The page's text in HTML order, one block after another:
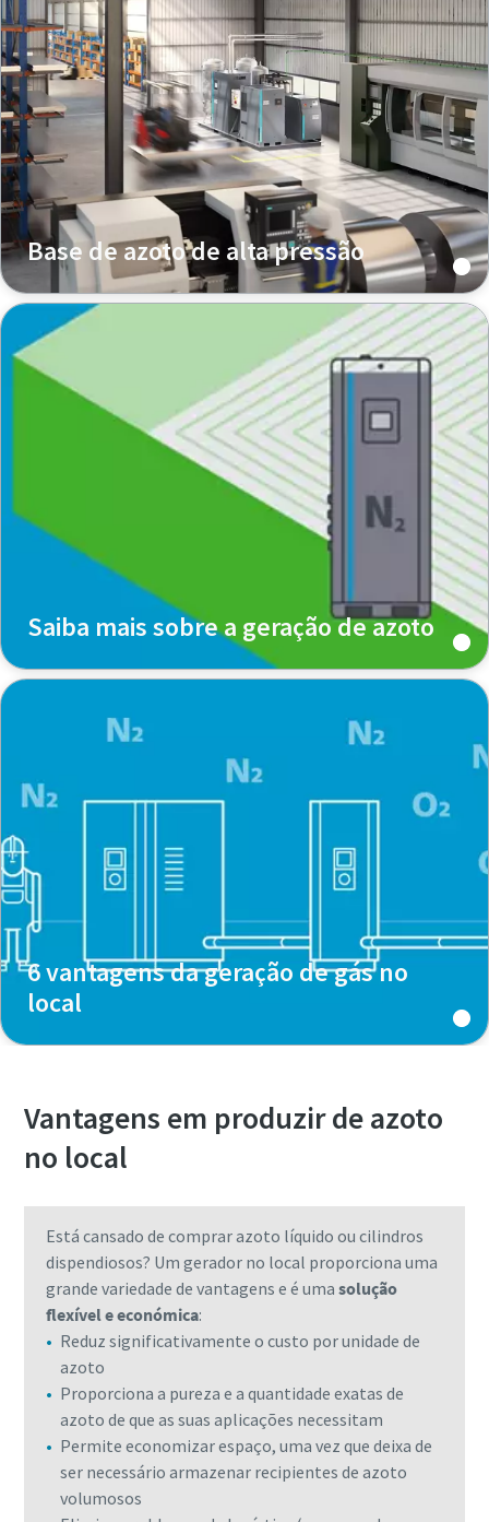
Base de azoto de alta pressão
Saiba mais sobre a geração de azoto
6 vantagens da geração de gás no
local
Vantagens em produzir de azoto
no local
Está cansado de comprar azoto líquido ou cilindros
dispendiosos? Um gerador no local proporciona uma
grande variedade de vantagens e é uma solução
flexível e económica:
Reduz significativamente o custo por unidade de
azoto
Proporciona a pureza e a quantidade exatas de
azoto de que as suas aplicações necessitam
Permite economizar espaço, uma vez que deixa de
ser necessário armazenar recipientes de azoto
volumosos